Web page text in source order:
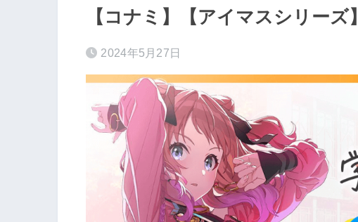
【コナミ】【アイマスシリーズ】
2024年5月27日